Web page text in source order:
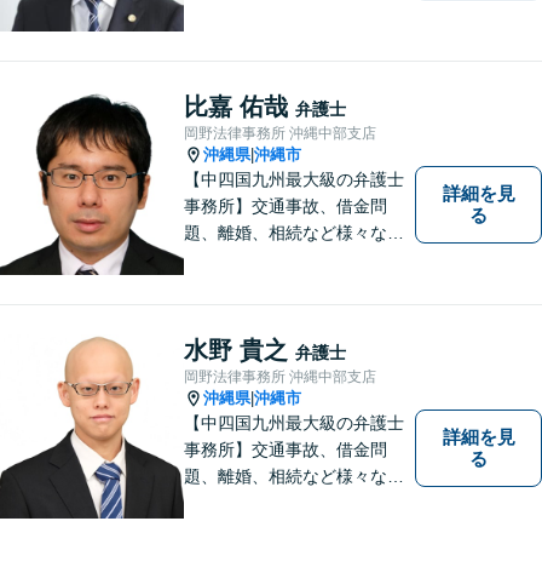
相続無料相談を実施｜お気軽
にご連絡ください！
比嘉 佑哉 弁護士
岡野法律事務所 沖縄中部支店
沖縄県|沖縄市
【中四国九州最大級の弁護士
事務所】交通事故、借金問
題、離婚、相続など様々な問
まずはお気軽にご相談くださ
い！
詳細を見
る
水野 貴之 弁護士
岡野法律事務所 沖縄中部支店
沖縄県|沖縄市
【中四国九州最大級の弁護士
事務所】交通事故、借金問
題、離婚、相続など様々な問
詳細を見
る